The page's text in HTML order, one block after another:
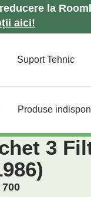
la
aici!
Suport Tehnic
Produse
3